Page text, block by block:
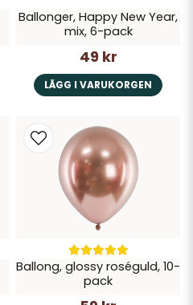
Ballonger, Happy New Year,
mix, 6-pack
49 kr
LÄGG I VARUKORGEN
Ballong, glossy roséguld, 10-
pack